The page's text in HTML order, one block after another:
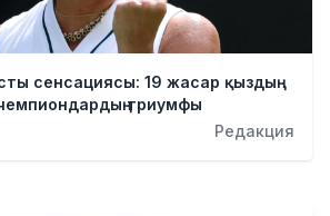
сенсациясы: 19 жасар қыздың
триумфы
Редакция